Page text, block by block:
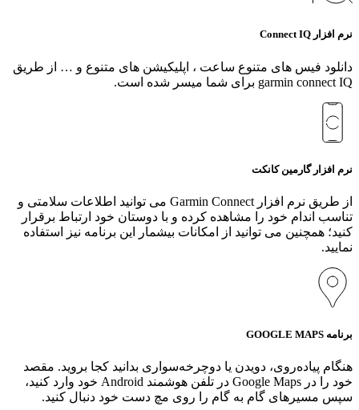
نرم افزار Connect IQ
دانلود فیس های متنوع ساعت ، اپلیکیشن های متنوع و … از طریق
garmin connect IQ برای شما میسر شده است.
نرم افزار گارمین کانکت
از طریق نرم افزار Garmin Connect می توانید اطلاعات سلامتی و
تناسب اندام خود را مشاهده کرده و با دوستان خود ارتباط برقرار
کنید؛ همچنین می توانید از امکانات بیشمار این برنامه نیز استفاده
نمایید.
برنامه GOOGLE MAPS
هنگام پیاده‌روی، دویدن یا دوچرخه‌سواری بدانید کجا بروید. مقصد
خود را در Google Maps در تلفن هوشمند Android خود وارد کنید،
سپس مسیرهای گام به گام را روی مچ دست خود دنبال کنید.